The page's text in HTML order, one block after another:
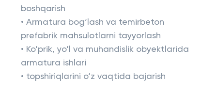
boshqarish
• Armatura bog‘lash va temirbeton
prefabrik mahsulotlarni tayyorlash
• Ko‘prik, yo‘l va muhandislik obyektlarida
armatura ishlari
• topshiriqlarini o‘z vaqtida bajarish